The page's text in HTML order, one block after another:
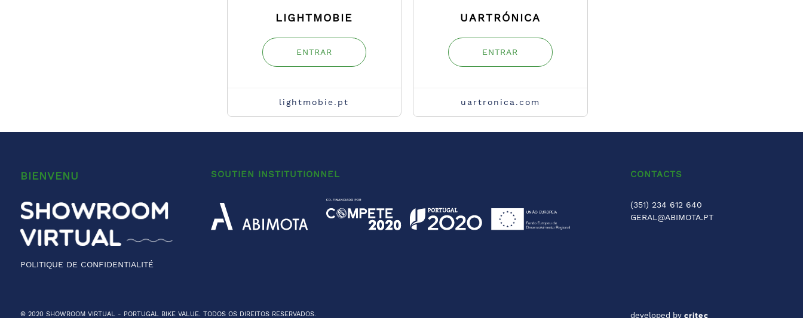
LIGHTMOBIE
ENTRAR
lightmobie.pt
UARTRÓNICA
ENTRAR
uartronica.com
BIENVENU
POLITIQUE DE CONFIDENTIALITÉ
SOUTIEN INSTITUTIONNEL CONTACTS
(351) 234 612 640
GERAL@ABIMOTA.PT
© 2020 SHOWROOM VIRTUAL - PORTUGAL BIKE VALUE. TODOS OS DIREITOS RESERVADOS. developed bycritec